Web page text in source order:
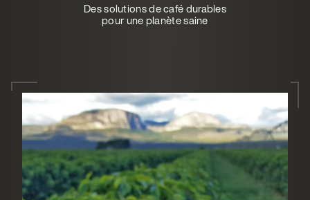
Des solutions de café durables
pour une planète saine